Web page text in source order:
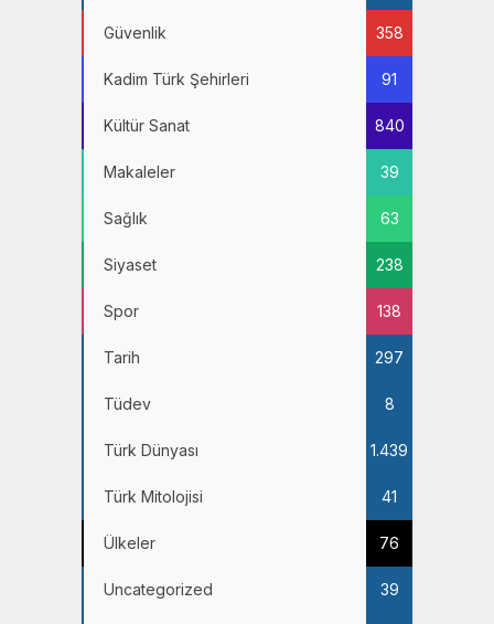
Güvenlik 358
Kadim Türk Şehirleri 91
Kültür Sanat 840
Makaleler 39
Sağlık 63
Siyaset 238
Spor 138
Tarih 297
Tüdev 8
Türk Dünyası 1.439
Türk Mitolojisi 41
Ülkeler 76
Uncategorized 39